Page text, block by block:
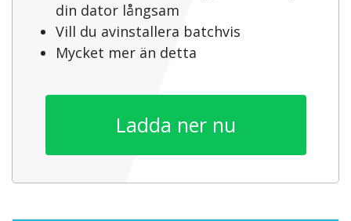
din dator långsam
Vill du avinstallera batchvis
Mycket mer än detta
Ladda ner nu